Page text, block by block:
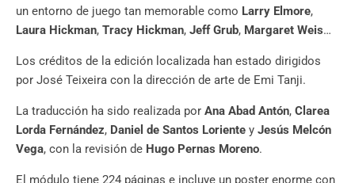
un entorno de juego tan memorable como Larry Elmore,
Laura Hickman, Tracy Hickman, Jeff Grub, Margaret Weis…
Los créditos de la edición localizada han estado dirigidos
por José Teixeira con la dirección de arte de Emi Tanji.
La traducción ha sido realizada por Ana Abad Antón, Clarea
Lorda Fernández, Daniel de Santos Loriente y Jesús Melcón
Vega, con la revisión de Hugo Pernas Moreno.
El módulo tiene 224 páginas e incluye un poster enorme con